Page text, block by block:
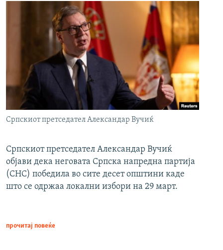
Српскиот претседател Александар Вучиќ
Српскиот претседател Александар Вучиќ
објави дека неговата Српска напредна партија
(СНС) победила во сите десет општини каде
што се одржаа локални избори на 29 март.
прочитај повеќе